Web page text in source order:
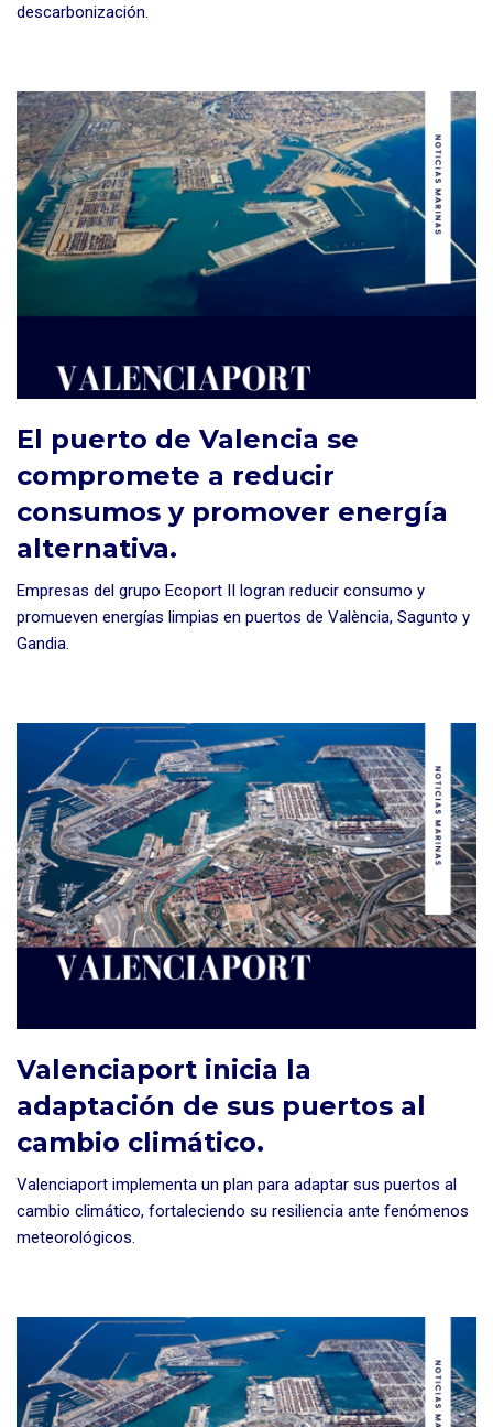
descarbonización.
El puerto de Valencia se
compromete a reducir
consumos y promover energía
alternativa.
Empresas del grupo Ecoport II logran reducir consumo y
promueven energías limpias en puertos de València, Sagunto y
Gandia.
Valenciaport inicia la
adaptación de sus puertos al
cambio climático.
Valenciaport implementa un plan para adaptar sus puertos al
cambio climático, fortaleciendo su resiliencia ante fenómenos
meteorológicos.